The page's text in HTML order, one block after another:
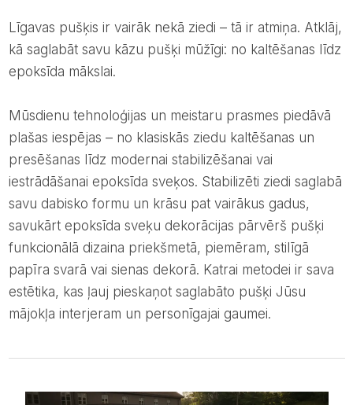
Līgavas pušķis ir vairāk nekā ziedi – tā ir atmiņa. Atklāj,
kā saglabāt savu kāzu pušķi mūžīgi: no kaltēšanas līdz
epoksīda mākslai.
Mūsdienu tehnoloģijas un meistaru prasmes piedāvā
plašas iespējas – no klasiskās ziedu kaltēšanas un
presēšanas līdz modernai stabilizēšanai vai
iestrādāšanai epoksīda sveķos. Stabilizēti ziedi saglabā
savu dabisko formu un krāsu pat vairākus gadus,
savukārt epoksīda sveķu dekorācijas pārvērš pušķi
funkcionālā dizaina priekšmetā, piemēram, stilīgā
papīra svarā vai sienas dekorā. Katrai metodei ir sava
estētika, kas ļauj pieskaņot saglabāto pušķi Jūsu
mājokļa interjeram un personīgajai gaumei.